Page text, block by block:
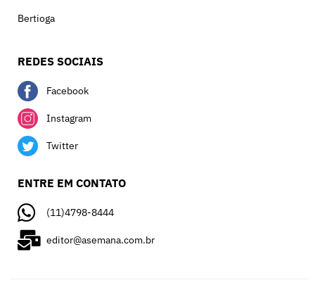
Bertioga
REDES SOCIAIS
Facebook
Instagram
Twitter
ENTRE EM CONTATO
(11)4798-8444
editor@asemana.com.br